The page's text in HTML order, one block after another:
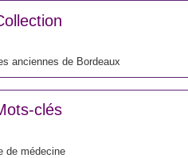
anciennes de Bordeaux
clés
de médecine